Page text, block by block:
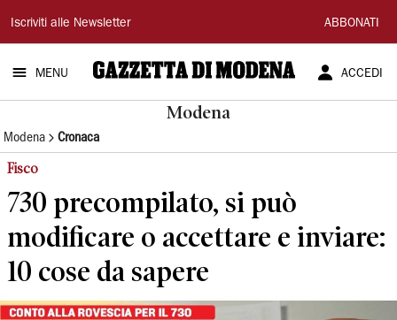
Gazzetta
di
Modena
Iscriviti alle Newsletter ABBONATI
MENU ACCEDI
Modena
Modena Cronaca
Fisco
730 precompilato, si può
modificare o accettare e inviare:
10 cose da sapere